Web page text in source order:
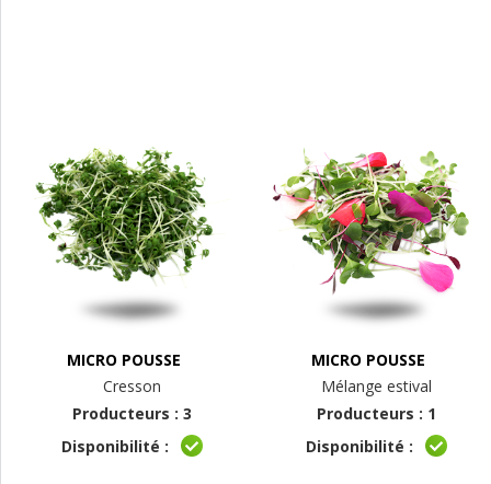
MICRO POUSSE
Cresson
Producteurs : 3
Disponibilité :
MICRO POUSSE
Mélange estival
Producteurs : 1
Disponibilité :